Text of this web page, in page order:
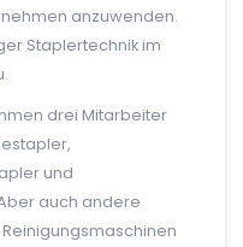
anzuwenden.
Staplertechnik im
drei Mitarbeiter
und
auch andere